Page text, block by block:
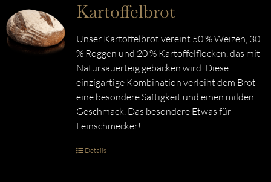
Kartoffelbrot
Unser Kartoffelbrot vereint 50 % Weizen, 30
% Roggen und 20 % Kartoffelflocken, das mit
Natursauerteig gebacken wird. Diese
einzigartige Kombination verleiht dem Brot
eine besondere Saftigkeit und einen milden
Geschmack. Das besondere Etwas für
Feinschmecker!
Details